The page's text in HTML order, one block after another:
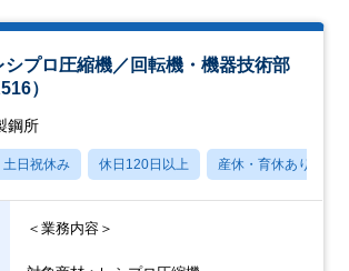
シプロ圧縮機／回転機・機器技術部
）
鋼所
土日祝休み 休日120日以上 産休・育休あり
＜業務内容＞